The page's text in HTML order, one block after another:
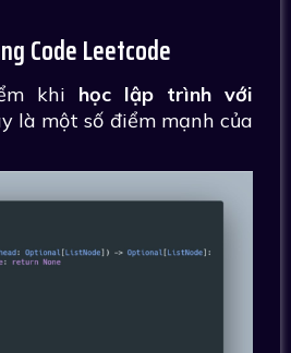
Code Leetcode
khi học lập trình với
là một số điểm mạnh của